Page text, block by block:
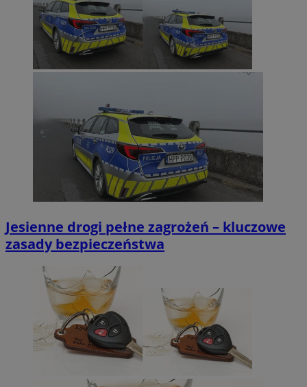
Jesienne drogi pełne zagrożeń – kluczowe
zasady bezpieczeństwa